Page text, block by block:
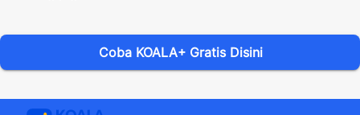
Coba KOALA+ Gratis Disini